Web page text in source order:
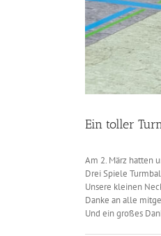
Ein toller
Am 2. März hatten
Drei Spiele
Unsere kleinen
Danke an alle
Und ein großes